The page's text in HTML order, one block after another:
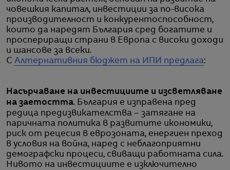
човешкия капитал, инвестиции за по-висока
производителност и конкурентоспособност,
които да наредят България сред богатите и
проспериращи страни в Европа с високи доходи
и шансове за всеки.
С Алтернативния бюджет на ИПИ предлага:
Насърчаване на инвестициите и изсветляване
на заетостта. България е изправена пред
редица предизвикателства – затягане на
паричната политика в развитите икономики,
риск от рецесия в еврозоната, енергиен преход
в условия на война, наред с неблагоприятни
демографски процеси, свиващи работната сила.
Нивото на инвестициите е изключително